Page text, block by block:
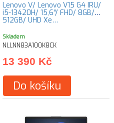
Lenovo V/ Lenovo V15 G4 IRU/
i5-13420H/ 15,6"/ FHD/ 8GB/
512GB/ UHD Xe…
Skladem
NLLNN83A100K8CK
13 390 Kč
Do košíku